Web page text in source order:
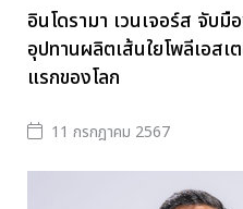
อินโดรามา เวนเจอร์ส จับ
อุปทานผลิตเส้นใยโพลีเอส
แรกของโลก
11 กรกฎาคม 2567